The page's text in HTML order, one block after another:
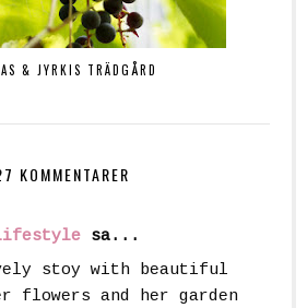
& JYRKIS TRÄDGÅRD
KOMMENTARER
Lifestyle sa...
stoy with beautiful
flowers and her garden